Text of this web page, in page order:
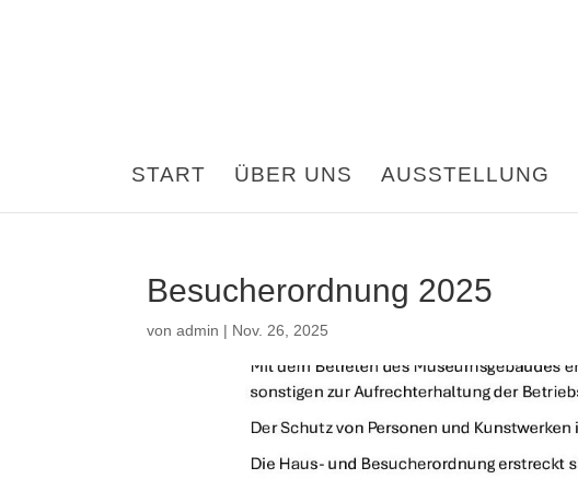
START ÜBER UNS AUSSTELLUNG
Besucherordnung 2025
vonadmin | Nov. 26, 2025